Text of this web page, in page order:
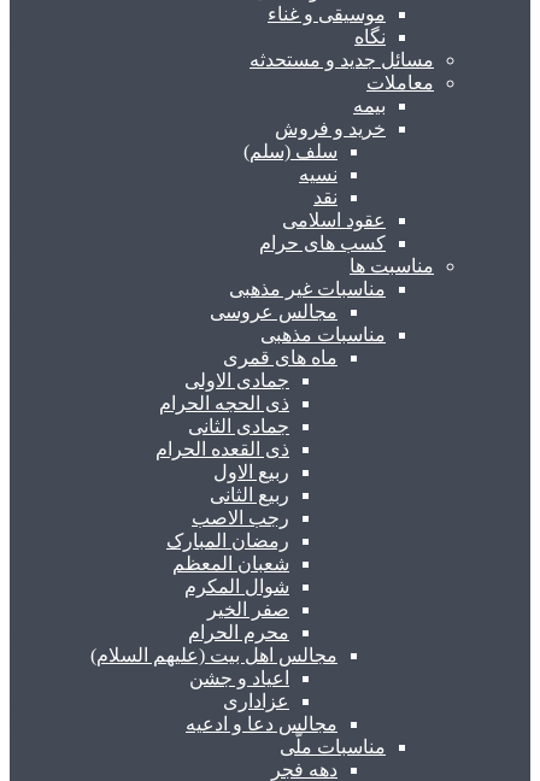
موسیقی و غناء
نگاه
مسائل جدید و مستحدثه
معاملات
بیمه
خرید و فروش
سلف (سلم)
نسیه
نقد
عقود اسلامی
کسب های حرام
مناسبت ها
مناسبات غیر مذهبی
مجالس عروسی
مناسبات مذهبی
ماه های قمری
جمادی الاولی
ذی الحجه الحرام
جمادی الثانی
ذی القعده الحرام
ربیع الاول
ربیع الثانی
رجب الاصب
رمضان المبارک
شعبان المعظم
شوال المکرم
صفر الخیر
محرم الحرام
مجالس اهل بیت (علیهم السلام)
اعیاد و جشن
عزاداری
مجالس دعا و ادعیه
مناسبات ملّی
دهه فجر